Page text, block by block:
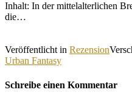
Inhalt: In der mittelalterlichen
die…
Veröffentlicht in Rezension
Urban Fantasy
Schreibe einen Kommentar